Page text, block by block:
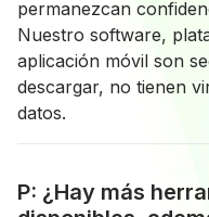
permanezcan
Nuestro software,
aplicación móvil son
descargar, no tienen
datos.
P: ¿Hay más